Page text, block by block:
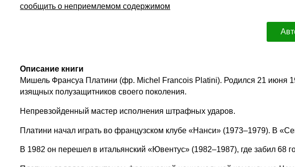
сообщить о неприемлемом содержимом
Описание книги
Мишель Франсуа Платини (фр. Michel Francois Platini). Родился 21 июня
изящных полузащитников своего поколения.
Непревзойденный мастер исполнения штрафных ударов.
Платини начал играть во французском клубе «Нанси» (1973–1979). В
В 1982 он перешел в итальянский «Ювентус» (1982–1987), где забил 68